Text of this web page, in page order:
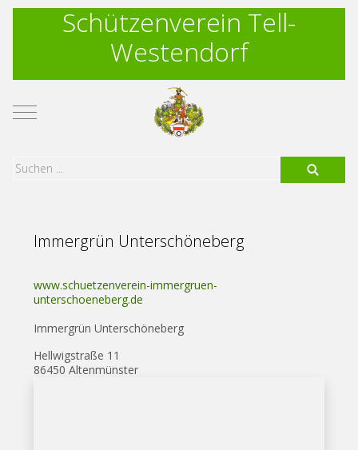
Schützenverein Tell-
Westendorf
Mobile Menu Toggle
Immergrün Unterschöneberg
www.schuetzenverein-immergruen-
unterschoeneberg.de
Immergrün Unterschöneberg
Hellwigstraße 11
86450 Altenmünster